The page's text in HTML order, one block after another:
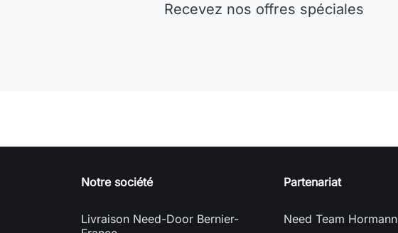
Recevez nos offres spéciales
Notre société
Livraison Need-Door Bernier-
Partenariat
Need Team Hormann